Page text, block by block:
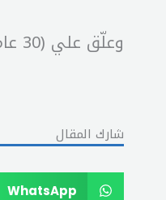
وعلّق علي (30 عاماً)، أحد المقاتلَين الآتيين من إدلب قائلاً: «أنا مصدوم من مستوى الجرائم». وتوقع الآخر أن «الله سينتقم».
شارك المقال
WhatsApp